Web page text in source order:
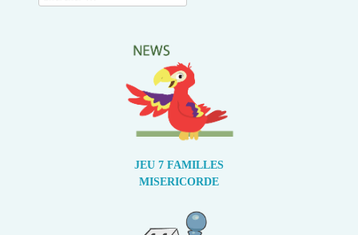
JEU 7 FAMILLES
MISERICORDE